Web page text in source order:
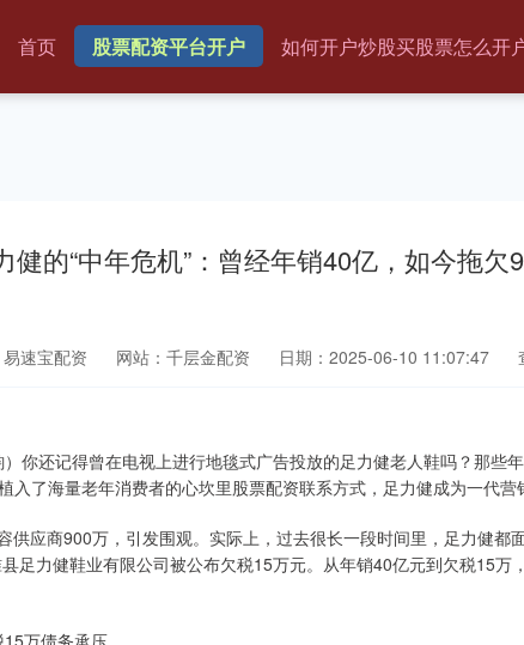
首页 股票配资平台开户 如何开户炒股买股票怎么开
健的“中年危机”：曾经年销40亿，如今拖欠
速宝配资 网站：千层金配资 日期：2025-06-10 11:07:47
还记得曾在电视上进行地毯式广告投放的足力健老人鞋吗？那些
入了海量老年消费者的心坎里股票配资联系方式，足力健成为一代营
应商900万，引发围观。实际上，过去很长一段时间里，足力健都
足力健鞋业有限公司被公布欠税15万元。从年销40亿元到欠税15万
万债务承压